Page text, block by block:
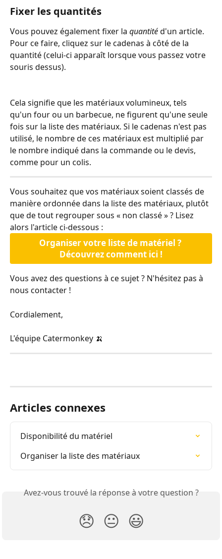
Fixer les quantités
Vous pouvez également fixer la quantité d'un article.
Pour ce faire, cliquez sur le cadenas à côté de la
quantité (celui-ci apparaît lorsque vous passez votre
souris dessus).
Cela signifie que les matériaux volumineux, tels
qu'un four ou un barbecue, ne figurent qu'une seule
fois sur la liste des matériaux. Si le cadenas n'est pas
utilisé, le nombre de ces matériaux est multiplié par
le nombre indiqué dans la commande ou le devis,
comme pour un colis.
Vous souhaitez que vos matériaux soient classés de
manière ordonnée dans la liste des matériaux, plutôt
que de tout regrouper sous « non classé » ? Lisez
alors l'article ci-dessous :
Organiser votre liste de matériel ?
Découvrez comment ici !
Vous avez des questions à ce sujet ? N'hésitez pas à
nous contacter !
Cordialement,
L'équipe Catermonkey 🍌
Articles connexes
Disponibilité du matériel
Organiser la liste des matériaux
Avez-vous trouvé la réponse à votre question ?
😞 😐 😃